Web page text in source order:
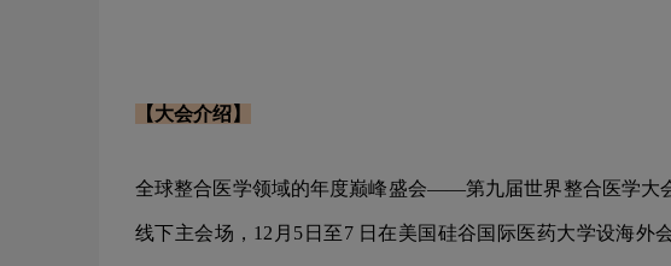
【大会介绍】
全球整合医学领域的年度巅峰盛会——第九届世界整合医学大
线下主会场，12月5日至7 日在美国硅谷国际医药大学设海